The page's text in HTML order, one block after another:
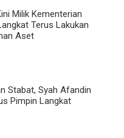
Milik Kementerian
Terus Lakukan
Aset
Stabat, Syah Afandin
Pimpin Langkat